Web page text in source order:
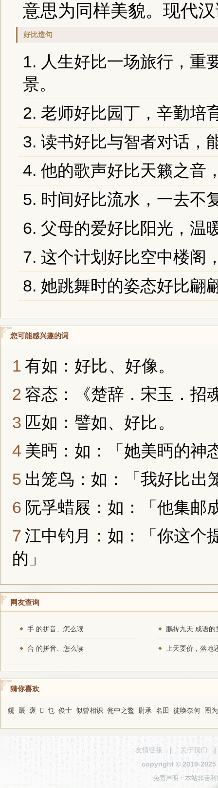
意思为同样美貌。现代
好比造句
1. 人生好比一场旅行，重
景。
2. 老师好比园丁，辛勤培
3. 读书好比与智者对话，
4. 他的歌声好比天籁之音
5. 时间好比流水，一去不
6. 父母的爱好比阳光，温
7. 这个计划好比空中楼阁
8. 她跳舞时的姿态好比翩
您可能感兴趣的词
有如： 好比、好像。
容态：《楚辞．宋玉．招
匹如：譬如、 好比。
美眄：如：「她美眄的神
出笼鸟：如：「我好比出
阮孚蜡屐：如：「他集邮
江中钓月：如：「你这个
的」
网友查询
手 的拼音、怎么读 鹏抟九天 成语的
合 的拼音、怎么读
猜你喜欢
鑳 䠆 褒 𥘡 乜 俊士 似曾相识 瓮中之鳖 尉承 名田 徒唤奈何 图
友情链接 | 关于我们
copyright © 2019-2025
免责声明：本站非营